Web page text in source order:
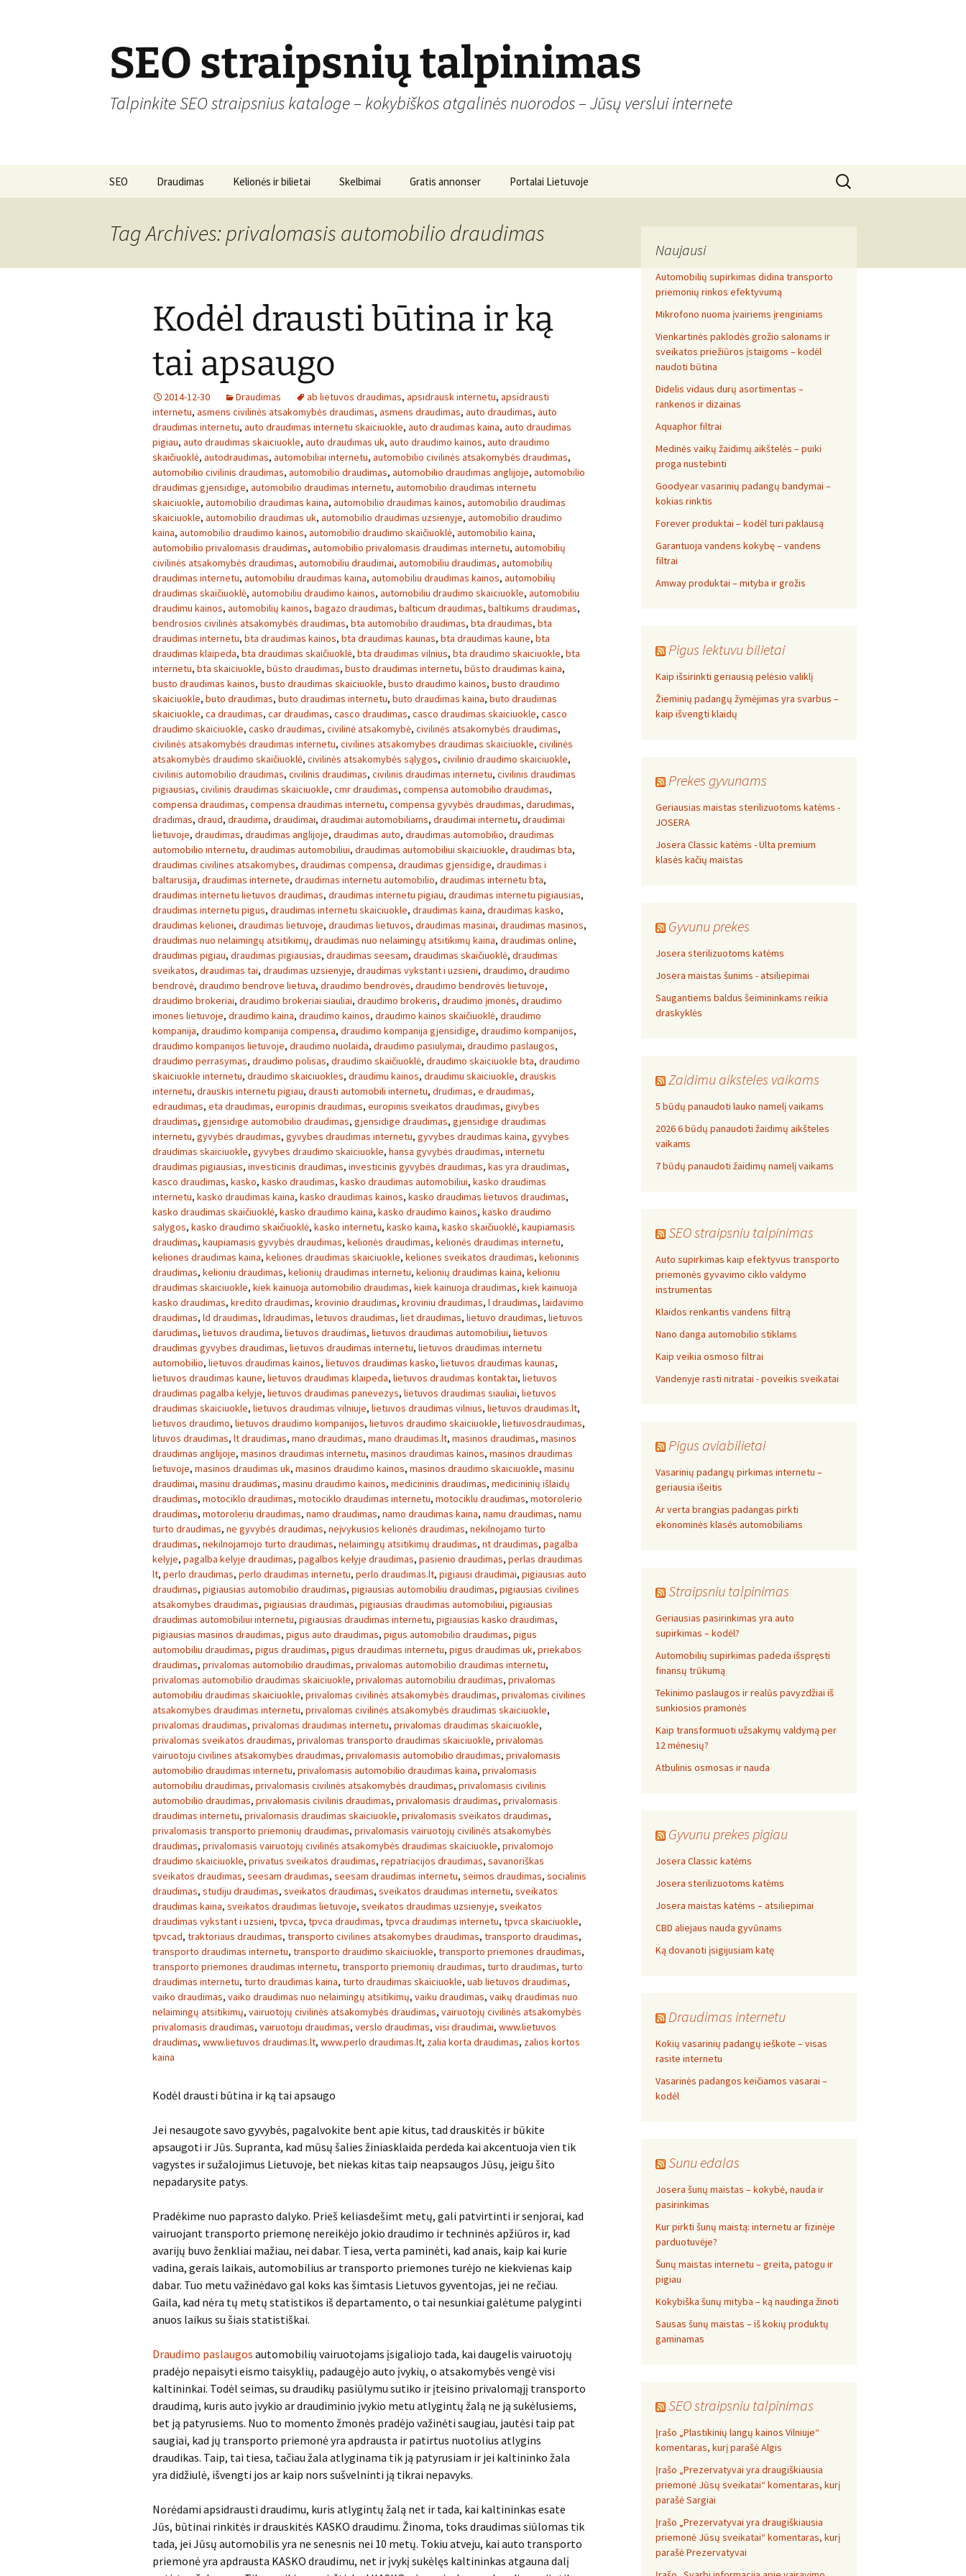
SEO straipsnių talpinimas
Talpinkite SEO straipsnius kataloge – kokybiškos atgalinės nuorodos – Jūsų verslui internete
SEO Draudimas Kelionės ir bilietai Skelbimai Gratis annonser Portalai Lietuvoje
Search
for:
Tag Archives: privalomasis automobilio draudimas
Kodėl drausti būtina ir ką
tai apsaugo
2014-12-30 Draudimas ab lietuvos draudimas, apsidrausk internetu, apsidrausti
internetu, asmens civilinės atsakomybės draudimas, asmens draudimas, auto draudimas, auto
draudimas internetu, auto draudimas internetu skaiciuokle, auto draudimas kaina, auto draudimas
pigiau, auto draudimas skaiciuokle, auto draudimas uk, auto draudimo kainos, auto draudimo
skaičiuoklė, autodraudimas, automobiliai internetu, automobilio civilinės atsakomybės draudimas,
automobilio civilinis draudimas, automobilio draudimas, automobilio draudimas anglijoje, automobilio
draudimas gjensidige, automobilio draudimas internetu, automobilio draudimas internetu
skaiciuokle, automobilio draudimas kaina, automobilio draudimas kainos, automobilio draudimas
skaiciuokle, automobilio draudimas uk, automobilio draudimas uzsienyje, automobilio draudimo
kaina, automobilio draudimo kainos, automobilio draudimo skaičiuoklė, automobilio kaina,
automobilio privalomasis draudimas, automobilio privalomasis draudimas internetu, automobilių
civilinės atsakomybės draudimas, automobiliu draudimai, automobiliu draudimas, automobilių
draudimas internetu, automobiliu draudimas kaina, automobiliu draudimas kainos, automobilių
draudimas skaičiuoklė, automobiliu draudimo kainos, automobiliu draudimo skaiciuokle, automobiliu
draudimu kainos, automobilių kainos, bagazo draudimas, balticum draudimas, baltikums draudimas,
bendrosios civilinės atsakomybės draudimas, bta automobilio draudimas, bta draudimas, bta
draudimas internetu, bta draudimas kainos, bta draudimas kaunas, bta draudimas kaune, bta
draudimas klaipeda, bta draudimas skaičiuoklė, bta draudimas vilnius, bta draudimo skaiciuokle, bta
internetu, bta skaiciuokle, būsto draudimas, busto draudimas internetu, būsto draudimas kaina,
busto draudimas kainos, busto draudimas skaiciuokle, busto draudimo kainos, busto draudimo
skaiciuokle, buto draudimas, buto draudimas internetu, buto draudimas kaina, buto draudimas
skaiciuokle, ca draudimas, car draudimas, casco draudimas, casco draudimas skaiciuokle, casco
draudimo skaiciuokle, casko draudimas, civilinė atsakomybė, civilinės atsakomybės draudimas,
civilinės atsakomybės draudimas internetu, civilines atsakomybes draudimas skaiciuokle, civilinės
atsakomybės draudimo skaičiuoklė, civilinės atsakomybės sąlygos, civilinio draudimo skaiciuokle,
civilinis automobilio draudimas, civilinis draudimas, civilinis draudimas internetu, civilinis draudimas
pigiausias, civilinis draudimas skaiciuokle, cmr draudimas, compensa automobilio draudimas,
compensa draudimas, compensa draudimas internetu, compensa gyvybės draudimas, darudimas,
dradimas, draud, draudima, draudimai, draudimai automobiliams, draudimai internetu, draudimai
lietuvoje, draudimas, draudimas anglijoje, draudimas auto, draudimas automobilio, draudimas
automobilio internetu, draudimas automobiliui, draudimas automobiliui skaiciuokle, draudimas bta,
draudimas civilines atsakomybes, draudimas compensa, draudimas gjensidige, draudimas i
baltarusija, draudimas internete, draudimas internetu automobilio, draudimas internetu bta,
draudimas internetu lietuvos draudimas, draudimas internetu pigiau, draudimas internetu pigiausias,
draudimas internetu pigus, draudimas internetu skaiciuokle, draudimas kaina, draudimas kasko,
draudimas kelionei, draudimas lietuvoje, draudimas lietuvos, draudimas masinai, draudimas masinos,
draudimas nuo nelaimingų atsitikimų, draudimas nuo nelaimingų atsitikimų kaina, draudimas online,
draudimas pigiau, draudimas pigiausias, draudimas seesam, draudimas skaičiuoklė, draudimas
sveikatos, draudimas tai, draudimas uzsienyje, draudimas vykstant i uzsieni, draudimo, draudimo
bendrovė, draudimo bendrove lietuva, draudimo bendrovės, draudimo bendrovės lietuvoje,
draudimo brokeriai, draudimo brokeriai siauliai, draudimo brokeris, draudimo įmonės, draudimo
imones lietuvoje, draudimo kaina, draudimo kainos, draudimo kainos skaičiuoklė, draudimo
kompanija, draudimo kompanija compensa, draudimo kompanija gjensidige, draudimo kompanijos,
draudimo kompanijos lietuvoje, draudimo nuolaida, draudimo pasiulymai, draudimo paslaugos,
draudimo perrasymas, draudimo polisas, draudimo skaičiuoklė, draudimo skaiciuokle bta, draudimo
skaiciuokle internetu, draudimo skaiciuokles, draudimu kainos, draudimu skaiciuokle, drauskis
internetu, drauskis internetu pigiau, drausti automobili internetu, drudimas, e draudimas,
edraudimas, eta draudimas, europinis draudimas, europinis sveikatos draudimas, givybes
draudimas, gjensidige automobilio draudimas, gjensidige draudimas, gjensidige draudimas
internetu, gyvybės draudimas, gyvybes draudimas internetu, gyvybes draudimas kaina, gyvybes
draudimas skaiciuokle, gyvybes draudimo skaiciuokle, hansa gyvybės draudimas, internetu
draudimas pigiausias, investicinis draudimas, investicinis gyvybės draudimas, kas yra draudimas,
kasco draudimas, kasko, kasko draudimas, kasko draudimas automobiliui, kasko draudimas
internetu, kasko draudimas kaina, kasko draudimas kainos, kasko draudimas lietuvos draudimas,
kasko draudimas skaičiuoklė, kasko draudimo kaina, kasko draudimo kainos, kasko draudimo
salygos, kasko draudimo skaičiuoklė, kasko internetu, kasko kaina, kasko skaičiuoklė, kaupiamasis
draudimas, kaupiamasis gyvybės draudimas, kelionės draudimas, kelionės draudimas internetu,
keliones draudimas kaina, keliones draudimas skaiciuokle, keliones sveikatos draudimas, kelioninis
draudimas, kelioniu draudimas, kelionių draudimas internetu, kelionių draudimas kaina, kelioniu
draudimas skaiciuokle, kiek kainuoja automobilio draudimas, kiek kainuoja draudimas, kiek kainuoja
kasko draudimas, kredito draudimas, krovinio draudimas, kroviniu draudimas, l draudimas, laidavimo
draudimas, ld draudimas, ldraudimas, letuvos draudimas, liet draudimas, lietuvo draudimas, lietuvos
darudimas, lietuvos draudima, lietuvos draudimas, lietuvos draudimas automobiliui, lietuvos
draudimas gyvybes draudimas, lietuvos draudimas internetu, lietuvos draudimas internetu
automobilio, lietuvos draudimas kainos, lietuvos draudimas kasko, lietuvos draudimas kaunas,
lietuvos draudimas kaune, lietuvos draudimas klaipeda, lietuvos draudimas kontaktai, lietuvos
draudimas pagalba kelyje, lietuvos draudimas panevezys, lietuvos draudimas siauliai, lietuvos
draudimas skaiciuokle, lietuvos draudimas vilniuje, lietuvos draudimas vilnius, lietuvos draudimas.lt,
lietuvos draudimo, lietuvos draudimo kompanijos, lietuvos draudimo skaiciuokle, lietuvosdraudimas,
lituvos draudimas, lt draudimas, mano draudimas, mano draudimas.lt, masinos draudimas, masinos
draudimas anglijoje, masinos draudimas internetu, masinos draudimas kainos, masinos draudimas
lietuvoje, masinos draudimas uk, masinos draudimo kainos, masinos draudimo skaiciuokle, masinu
draudimai, masinu draudimas, masinu draudimo kainos, medicininis draudimas, medicininių išlaidų
draudimas, motociklo draudimas, motociklo draudimas internetu, motociklu draudimas, motorolerio
draudimas, motoroleriu draudimas, namo draudimas, namo draudimas kaina, namu draudimas, namu
turto draudimas, ne gyvybės draudimas, neįvykusios kelionės draudimas, nekilnojamo turto
draudimas, nekilnojamojo turto draudimas, nelaimingų atsitikimų draudimas, nt draudimas, pagalba
kelyje, pagalba kelyje draudimas, pagalbos kelyje draudimas, pasienio draudimas, perlas draudimas
lt, perlo draudimas, perlo draudimas internetu, perlo draudimas.lt, pigiausi draudimai, pigiausias auto
draudimas, pigiausias automobilio draudimas, pigiausias automobiliu draudimas, pigiausias civilines
atsakomybes draudimas, pigiausias draudimas, pigiausias draudimas automobiliui, pigiausias
draudimas automobiliui internetu, pigiausias draudimas internetu, pigiausias kasko draudimas,
pigiausias masinos draudimas, pigus auto draudimas, pigus automobilio draudimas, pigus
automobiliu draudimas, pigus draudimas, pigus draudimas internetu, pigus draudimas uk, priekabos
draudimas, privalomas automobilio draudimas, privalomas automobilio draudimas internetu,
privalomas automobilio draudimas skaiciuokle, privalomas automobiliu draudimas, privalomas
automobiliu draudimas skaiciuokle, privalomas civilinės atsakomybės draudimas, privalomas civilines
atsakomybes draudimas internetu, privalomas civilinės atsakomybės draudimas skaiciuokle,
privalomas draudimas, privalomas draudimas internetu, privalomas draudimas skaiciuokle,
privalomas sveikatos draudimas, privalomas transporto draudimas skaiciuokle, privalomas
vairuotoju civilines atsakomybes draudimas, privalomasis automobilio draudimas, privalomasis
automobilio draudimas internetu, privalomasis automobilio draudimas kaina, privalomasis
automobiliu draudimas, privalomasis civilinės atsakomybės draudimas, privalomasis civilinis
automobilio draudimas, privalomasis civilinis draudimas, privalomasis draudimas, privalomasis
draudimas internetu, privalomasis draudimas skaiciuokle, privalomasis sveikatos draudimas,
privalomasis transporto priemonių draudimas, privalomasis vairuotojų civilinės atsakomybės
draudimas, privalomasis vairuotojų civilinės atsakomybės draudimas skaiciuokle, privalomojo
draudimo skaiciuokle, privatus sveikatos draudimas, repatriacijos draudimas, savanoriškas
sveikatos draudimas, seesam draudimas, seesam draudimas internetu, seimos draudimas, socialinis
draudimas, studiju draudimas, sveikatos draudimas, sveikatos draudimas internetu, sveikatos
draudimas kaina, sveikatos draudimas lietuvoje, sveikatos draudimas uzsienyje, sveikatos
draudimas vykstant i uzsieni, tpvca, tpvca draudimas, tpvca draudimas internetu, tpvca skaiciuokle,
tpvcad, traktoriaus draudimas, transporto civilines atsakomybes draudimas, transporto draudimas,
transporto draudimas internetu, transporto draudimo skaiciuokle, transporto priemones draudimas,
transporto priemones draudimas internetu, transporto priemonių draudimas, turto draudimas, turto
draudimas internetu, turto draudimas kaina, turto draudimas skaiciuokle, uab lietuvos draudimas,
vaiko draudimas, vaiko draudimas nuo nelaimingų atsitikimų, vaiku draudimas, vaikų draudimas nuo
nelaimingų atsitikimų, vairuotojų civilinės atsakomybės draudimas, vairuotojų civilinės atsakomybės
privalomasis draudimas, vairuotoju draudimas, verslo draudimas, visi draudimai, www.lietuvos
draudimas, www.lietuvos draudimas.lt, www.perlo draudimas.lt, zalia korta draudimas, zalios kortos
kaina
Kodėl drausti būtina ir ką tai apsaugo
Jei nesaugote savo gyvybės, pagalvokite bent apie kitus, tad drauskitės ir būkite
apsaugoti ir Jūs. Supranta, kad mūsų šalies žiniasklaida perdeda kai akcentuoja vien tik
vagystes ir sužalojimus Lietuvoje, bet niekas kitas taip neapsaugos Jūsų, jeigu šito
nepadarysite patys.
Pradėkime nuo paprasto dalyko. Prieš keliasdešimt metų, gali patvirtinti ir senjorai, kad
vairuojant transporto priemonę nereikėjo jokio draudimo ir techninės apžiūros ir, kad
avarijų buvo ženkliai mažiau, nei dabar. Tiesa, verta paminėti, kad anais, kaip kai kurie
vadina, gerais laikais, automobilius ar transporto priemones turėjo ne kiekvienas kaip
dabar. Tuo metu važinėdavo gal koks kas šimtasis Lietuvos gyventojas, jei ne rečiau.
Gaila, kad nėra tų metų statistikos iš departamento, o tai nesunkiai galėtume palyginti
anuos laikus su šiais statistiškai.
Draudimo paslaugos automobilių vairuotojams įsigaliojo tada, kai daugelis vairuotojų
pradėjo nepaisyti eismo taisyklių, padaugėjo auto įvykių, o atsakomybės vengė visi
kaltininkai. Todėl seimas, su draudikų pasiūlymu sutiko ir įteisino privalomąjį transporto
draudimą, kuris auto įvykio ar draudiminio įvykio metu atlygintų žalą ne ją sukėlusiems,
bet ją patyrusiems. Nuo to momento žmonės pradėjo važinėti saugiau, jautėsi taip pat
saugiai, kad jų transporto priemonė yra apdrausta ir patirtus nuotolius atlygins
draudikas. Taip, tai tiesa, tačiau žala atlyginama tik ją patyrusiam ir jei kaltininko žala
yra didžiulė, išvengti jos ar kaip nors sušvelninti ją tikrai nepavyks.
Norėdami apsidrausti draudimu, kuris atlygintų žalą net ir tada, kai kaltininkas esate
Jūs, būtinai rinkitės ir drauskitės KASKO draudimu. Žinoma, toks draudimas siūlomas tik
tada, jei Jūsų automobilis yra ne senesnis nei 10 metų. Tokiu atveju, kai auto transporto
priemonė yra apdrausta KASKO draudimu, net ir įvykį sukėlęs kaltininkas atgauna dalį
Naujausi
Automobilių supirkimas didina transporto
priemonių rinkos efektyvumą
Mikrofono nuoma įvairiems įrenginiams
Vienkartinės paklodės grožio salonams ir
sveikatos priežiūros įstaigoms – kodėl
naudoti būtina
Didelis vidaus durų asortimentas –
rankenos ir dizainas
Aquaphor filtrai
Medinės vaikų žaidimų aikštelės – puiki
proga nustebinti
Goodyear vasarinių padangų bandymai –
kokias rinktis
Forever produktai – kodėl turi paklausą
Garantuoja vandens kokybę – vandens
filtrai
Amway produktai – mityba ir grožis
Pigus lektuvu bilietai
Kaip išsirinkti geriausią pelėsio valiklį
Žieminių padangų žymėjimas yra svarbus –
kaip išvengti klaidų
Prekes gyvunams
Geriausias maistas sterilizuotoms katėms -
JOSERA
Josera Classic katėms - Ulta premium
klasės kačių maistas
Gyvunu prekes
Josera sterilizuotoms katėms
Josera maistas šunims - atsiliepimai
Saugantiems baldus šeimininkams reikia
draskyklės
Zaidimu aiksteles vaikams
5 būdų panaudoti lauko namelį vaikams
2026 6 būdų panaudoti žaidimų aikšteles
vaikams
7 būdų panaudoti žaidimų namelį vaikams
SEO straipsniu talpinimas
Auto supirkimas kaip efektyvus transporto
priemonės gyvavimo ciklo valdymo
instrumentas
Klaidos renkantis vandens filtrą
Nano danga automobilio stiklams
Kaip veikia osmoso filtrai
Vandenyje rasti nitratai - poveikis sveikatai
Pigus aviabilietai
Vasarinių padangų pirkimas internetu –
geriausia išeitis
Ar verta brangias padangas pirkti
ekonominės klasės automobiliams
Straipsniu talpinimas
Geriausias pasirinkimas yra auto
supirkimas – kodėl?
Automobilių supirkimas padeda išspręsti
finansų trūkumą
Tekinimo paslaugos ir realūs pavyzdžiai iš
sunkiosios pramonės
Kaip transformuoti užsakymų valdymą per
12 mėnesių?
Atbulinis osmosas ir nauda
Gyvunu prekes pigiau
Josera Classic katėms
Josera sterilizuotoms katėms
Josera maistas katėms – atsiliepimai
CBD aliejaus nauda gyvūnams
Ką dovanoti įsigijusiam katę
Draudimas internetu
Kokių vasarinių padangų ieškote – visas
rasite internetu
Vasarinės padangos keičiamos vasarai –
kodėl
Sunu edalas
Josera šunų maistas – kokybė, nauda ir
pasirinkimas
Kur pirkti šunų maistą: internetu ar fizinėje
parduotuvėje?
Šunų maistas internetu – greita, patogu ir
pigiau
Kokybiška šunų mityba – ką naudinga žinoti
Sausas šunų maistas – iš kokių produktų
gaminamas
SEO straipsniu talpinimas
Įrašo „Plastikinių langų kainos Vilniuje“
komentaras, kurį parašė Algis
Įrašo „Prezervatyvai yra draugiškiausia
priemonė Jūsų sveikatai“ komentaras, kurį
parašė Sargiai
Įrašo „Prezervatyvai yra draugiškiausia
priemonė Jūsų sveikatai“ komentaras, kurį
parašė Prezervatyvai